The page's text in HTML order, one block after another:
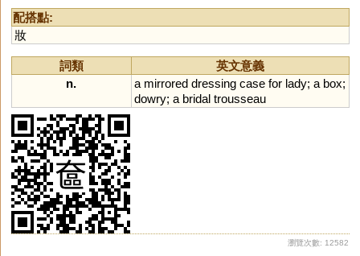
配搭點:
妝
詞類
英文意義
n.
a mirrored dressing case for lady; a box;
dowry; a bridal trousseau
瀏覽次數: 12582